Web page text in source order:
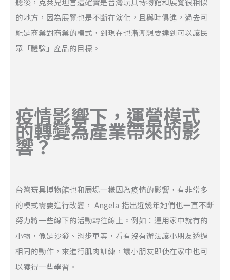
的地方，因為展覽也是不斷在演化，且與時俱進，過去可
能是商業對商業的模式，到現在也漸漸想要達到可以讓民
眾「體驗」產品的目標。
疫情影響下，運營模式
的轉變為產業帶來的影
響？
台灣玩具博物館也和展場一樣因為疫情的影響，有非常多
的模式需要進行改變， Angela 指出近幾年她們也一直不斷
努力將一些線下的活動轉往線上。例如：運用家中就有的
小物，像是沙發、滑步車等，看有沒有辦法讓小朋友透過
相同的動作，來進行肌肉訓練，讓小朋友即使在家中也可
以獲得一些學習。